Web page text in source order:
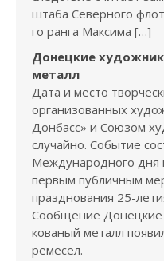
штаба Северного
го ранга Максима […]
Донецкие
металл
Дата и место
организованных
Донбасс» и Союзом
случайно. Событие
Международного дня
первым публичным
празднования 25-
Сообщение Донецкие
кованый металл
ремесел.